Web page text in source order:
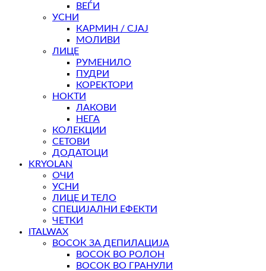
ВЕЃИ
УСНИ
КАРМИН / СЈАЈ
МОЛИВИ
ЛИЦЕ
РУМЕНИЛО
ПУДРИ
КОРЕКТОРИ
НОКТИ
ЛАКОВИ
НЕГА
КОЛЕКЦИИ
СЕТОВИ
ДОДАТОЦИ
KRYOLAN
ОЧИ
УСНИ
ЛИЦЕ И ТЕЛО
СПЕЦИЈАЛНИ ЕФЕКТИ
ЧЕТКИ
ITALWAX
ВОСОК ЗА ДЕПИЛАЦИЈА
ВОСОК ВО РОЛОН
ВОСОК ВО ГРАНУЛИ